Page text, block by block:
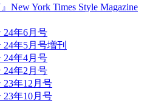
New York Times Style Magazine
24年6月号
年5月号増刊
24年4月号
24年2月号
年12月号
年10月号